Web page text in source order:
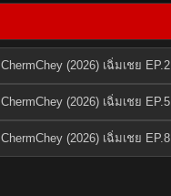
ChermChey (2026) เฉิ่มเชย EP.2
ChermChey (2026) เฉิ่มเชย EP.5
ChermChey (2026) เฉิ่มเชย EP.8